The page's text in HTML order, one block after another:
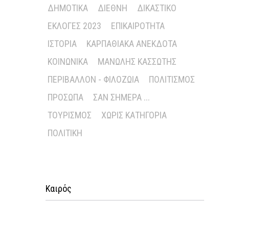
ΔΗΜΟΤΙΚΆ
ΔΙΕΘΝΉ
ΔΙΚΑΣΤΙΚΌ
ΕΚΛΟΓΈΣ 2023
ΕΠΙΚΑΙΡΌΤΗΤΑ
ΙΣΤΟΡΊΑ
ΚΑΡΠΑΘΙΑΚΆ ΑΝΈΚΔΟΤΑ
ΚΟΙΝΩΝΙΚΆ
ΜΑΝΏΛΗΣ ΚΑΣΣΏΤΗΣ
ΠΕΡΙΒΆΛΛΟΝ - ΦΙΛΟΖΩΊΑ
ΠΟΛΙΤΙΣΜΌΣ
ΠΡΌΣΩΠΑ
ΣΑΝ ΣΉΜΕΡΑ ...
ΤΟΥΡΙΣΜΌΣ
ΧΩΡΊΣ ΚΑΤΗΓΟΡΊΑ
ΠΟΛΙΤΙΚΉ
Καιρός